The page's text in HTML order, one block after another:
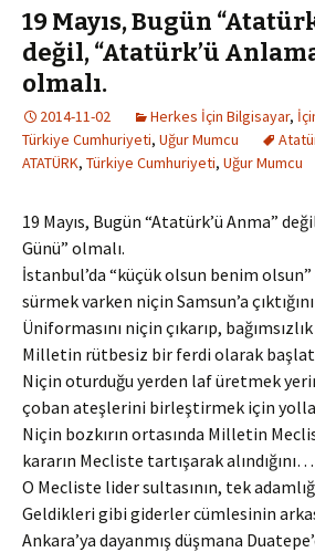
19 Mayıs, Bugün
değil, “Atatürk’ü
olmalı.
2014-11-02 Herkes İçin Bilgisayar,
Türkiye Cumhuriyeti, Uğur Mumcu
ATATÜRK, Türkiye Cumhuriyeti, Uğur Mumcu
19 Mayıs, Bugün “Atatürk’ü Anma”
Günü” olmalı.
İstanbul’da “küçük olsun benim
sürmek varken niçin Samsun’a
Üniformasını niçin çıkarıp,
Milletin rütbesiz bir ferdi olarak
Niçin oturduğu yerden laf üretmek
çoban ateşlerini birleştirmek için
Niçin bozkırın ortasında Milletin
kararın Mecliste tartışarak alındığını…
O Mecliste lider sultasının, tek
Geldikleri gibi giderler cümlesinin
Ankara’ya dayanmış düşmana